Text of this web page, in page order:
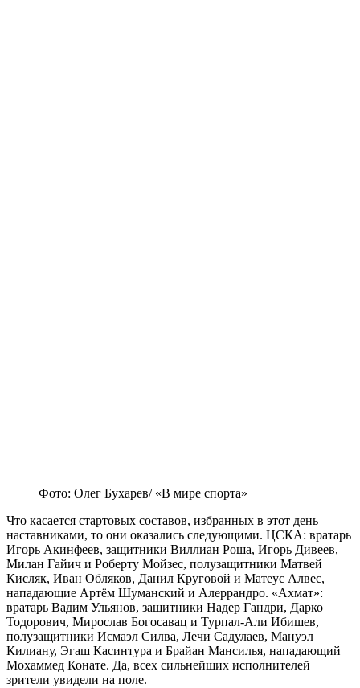
Фото: Олег Бухарев/ «В мире спорта»
Что касается стартовых составов, избранных в этот день
наставниками, то они оказались следующими. ЦСКА: вратарь
Игорь Акинфеев, защитники Виллиан Роша, Игорь Дивеев,
Милан Гайич и Роберту Мойзес, полузащитники Матвей
Кисляк, Иван Обляков, Данил Круговой и Матеус Алвес,
нападающие Артём Шуманский и Алеррандро. «Ахмат»:
вратарь Вадим Ульянов, защитники Надер Гандри, Дарко
Тодорович, Мирослав Богосавац и Турпал-Али Ибишев,
полузащитники Исмаэл Силва, Лечи Садулаев, Мануэл
Килиану, Эгаш Касинтура и Брайан Мансилья, нападающий
Мохаммед Конате. Да, всех сильнейших исполнителей
зрители увидели на поле.